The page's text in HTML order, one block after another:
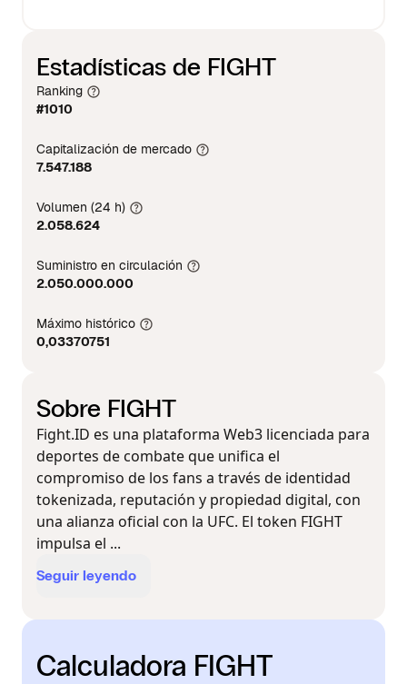
Estadísticas de FIGHT
Ranking
#1010
Capitalización de mercado
7.547.188
Volumen (24 h)
2.058.624
Suministro en circulación
2.050.000.000
Máximo histórico
0,03370751
Sobre FIGHT
Fight.ID es una plataforma Web3 licenciada para
deportes de combate que unifica el
compromiso de los fans a través de identidad
tokenizada, reputación y propiedad digital, con
una alianza oficial con la UFC. El token FIGHT
impulsa el ...
Seguir leyendo
Calculadora FIGHT